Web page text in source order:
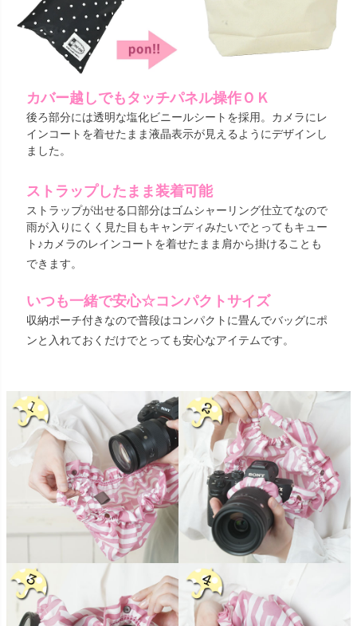
カバー越しでもタッチパネル操作ＯＫ
後ろ部分には透明な塩化ビニールシートを採用。カメラにレ
インコートを着せたまま液晶表示が見えるようにデザインし
ました。
ストラップしたまま装着可能
ストラップが出せる口部分はゴムシャーリング仕立てなので
雨が入りにくく見た目もキャンディみたいでとってもキュー
ト♪カメラのレインコートを着せたまま肩から掛けることも
できます。
いつも一緒で安心☆コンパクトサイズ
収納ポーチ付きなので普段はコンパクトに畳んでバッグにポ
ンと入れておくだけでとっても安心なアイテムです。